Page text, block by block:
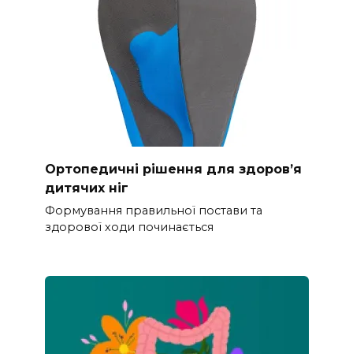
Ортопедичні рішення для здоров’я
дитячих ніг
Формування правильної постави та
здорової ходи починається